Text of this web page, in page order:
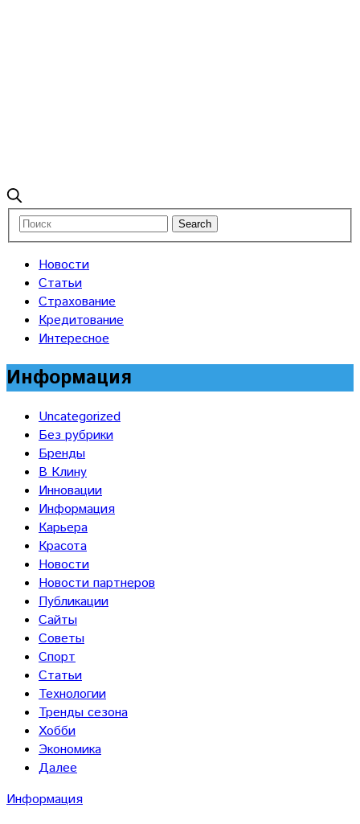
Новости
Статьи
Страхование
Кредитование
Интересное
Информация
Uncategorized
Без рубрики
Бренды
В Клину
Инновации
Информация
Карьера
Красота
Новости
Новости партнеров
Публикации
Сайты
Советы
Спорт
Статьи
Технологии
Тренды сезона
Хобби
Экономика
Далее
Информация